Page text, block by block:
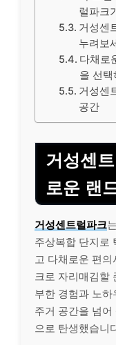
럴파크
거성센
누려보
다채로
을 선택
거성센
공간
거성센
로운 랜
거성센트럴파크
주상복합 단지로
고 다채로운 편
크로 자리매김할
부한 경험과 노
주거 공간을 넘
으로 탄생했습니